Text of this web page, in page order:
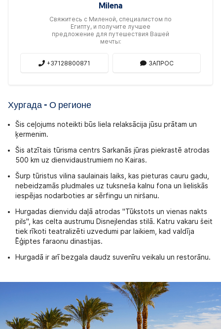
Milena
Свяжитесь c Миленой, специалистом по
Египту, и получите лучшее
предложение для путешествия Вашей
мечты:
+37128800871 ЗАПРОС
Хургада - О регионе
Šis ceļojums noteikti būs liela relaksācija jūsu prātam un
ķermenim.
Šis atzītais tūrisma centrs Sarkanās jūras piekrastē atrodas
500 km uz dienvidaustrumiem no Kairas.
Šurp tūristus vilina saulainais laiks, kas pieturas cauru gadu,
nebeidzamās pludmales uz tuksneša kalnu fona un lieliskās
iespējas nodarboties ar sērfingu un niršanu.
Hurgadas dienvidu daļā atrodas "Tūkstots un vienas nakts
pils", kas celta austrumu Disnejlendas stilā. Katru vakaru šeit
tiek rīkoti teatralizēti uzvedumi par laikiem, kad valdīja
Ēģiptes faraonu dinastijas.
Hurgadā ir arī bezgala daudz suvenīru veikalu un restorānu.